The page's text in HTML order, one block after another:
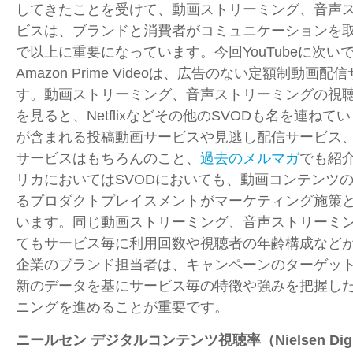
してきたことを受けて、動画ストリーミング、音声
ビスは、ブランドと消費者がコミュニケーションを
で以上に重要になっています。今回YouTubeに次い
Amazon Prime Videoは、広告のない定額制動画配信
す。動画ストリーミング、音声ストリーミングの視
を見ると、 Netflixなどその他のSVODも名を連ねて
が含まれる投稿動画サービスや見逃し配信サービス
サービスはもちろんのこと、 過去のメルマガでも紹
リカにおいてはSVODにおいても、動画コンテンツ
るプロダクトプレイスメントがマーケティング施策
います。同じ動画ストリーミング、音声ストリーミ
てもサービス毎に利用回数や視聴者の年齢構成など
企業のブランド担当者は、キャンペーンのターゲッ
新のデータを基にサービス毎の特徴や強みを把握し
ニングを進めることが重要です。
ニールセン デジタルコンテンツ視聴率（Nielsen